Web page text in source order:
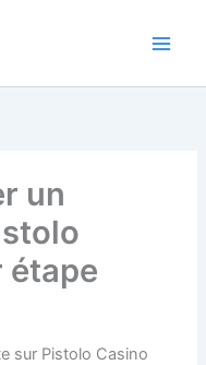
un
étape
sur Pistolo Casino